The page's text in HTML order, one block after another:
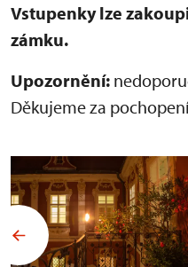
Vstupenky lze
zámku.
Upozornění:
Děkujeme za